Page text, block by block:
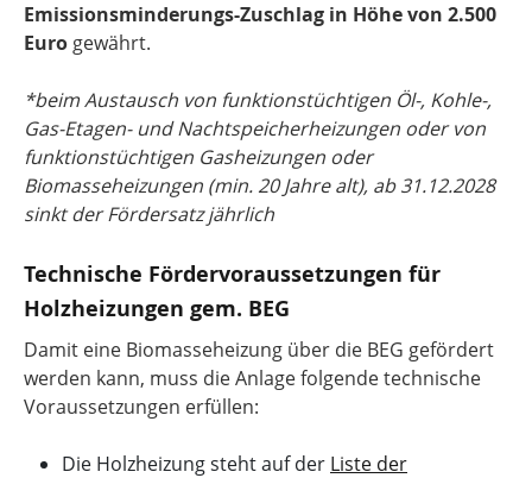
Emissionsminderungs-Zuschlag in Höhe von 2.500
Euro gewährt.
*beim Austausch von funktionstüchtigen Öl-, Kohle-,
Gas-Etagen- und Nachtspeicherheizungen oder von
funktionstüchtigen Gasheizungen oder
Biomasseheizungen (min. 20 Jahre alt), ab 31.12.2028
sinkt der Fördersatz jährlich
Technische Fördervoraussetzungen für
Holzheizungen gem. BEG
Damit eine Biomasseheizung über die BEG gefördert
werden kann, muss die Anlage folgende technische
Voraussetzungen erfüllen:
Die Holzheizung steht auf der Liste der